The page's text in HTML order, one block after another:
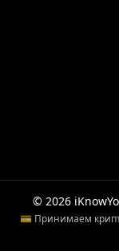
© 2026
💳 Принимаем